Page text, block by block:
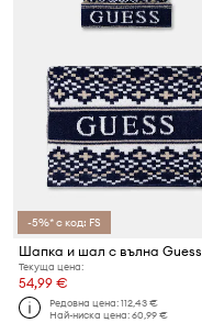
-5%* с код: FS
Шапка и шал с вълна Guess
Текуща цена:
54,99 €
Редовна цена:112,43 €
Най-ниска цена:60,99 €